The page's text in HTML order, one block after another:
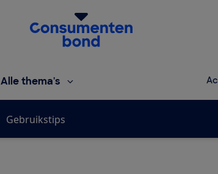
Homepage van de Consumentenbond
Alle thema's
Gebruikstips